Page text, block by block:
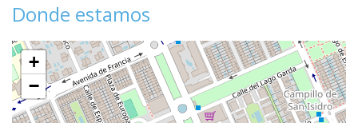
Donde estamos
+
−